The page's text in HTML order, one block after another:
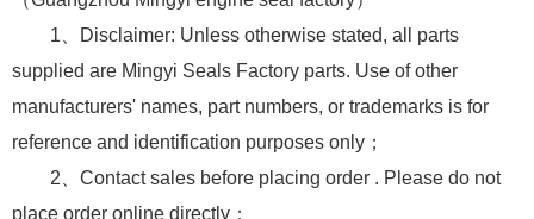
1、Disclaimer: Unless otherwise stated, all parts
supplied are Mingyi Seals Factory parts. Use of other
manufacturers' names, part numbers, or trademarks is for
reference and identification purposes only；
2、Contact sales before placing order . Please do not
place order online directly；